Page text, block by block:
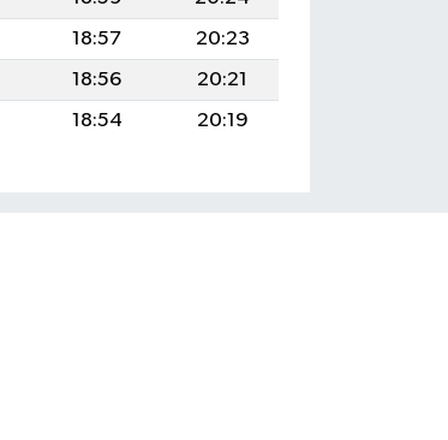
18:57
20:23
18:56
20:21
18:54 20:19